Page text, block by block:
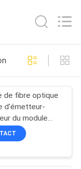
en ligne
de fibre optique
d'émetteur-
du module
SR-BD 40-